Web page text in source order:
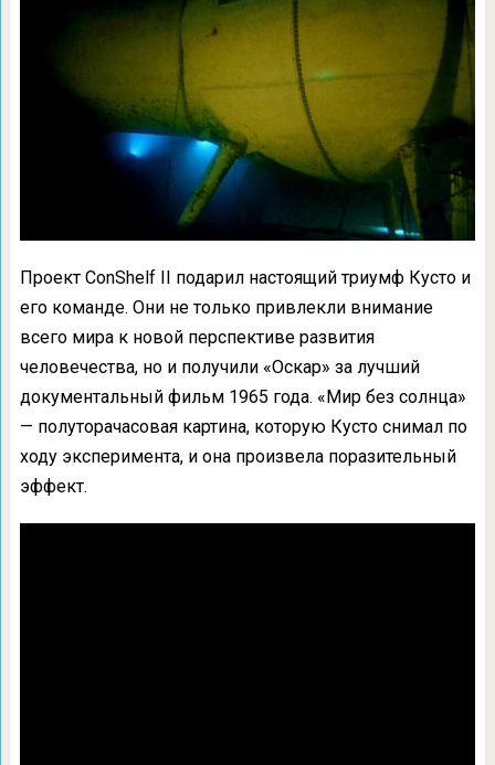
Проект ConShelf II подарил настоящий триумф Кусто и
его команде. Они не только привлекли внимание
всего мира к новой перспективе развития
человечества, но и получили «Оскар» за лучший
документальный фильм 1965 года. «Мир без солнца»
— полуторачасовая картина, которую Кусто снимал по
ходу эксперимента, и она произвела поразительный
эффект.